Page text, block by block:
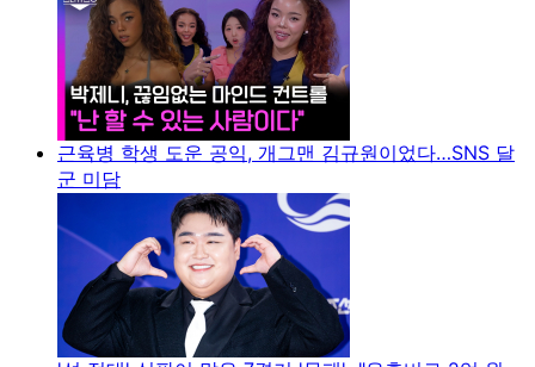
근육병 학생 도운 공익, 개그맨 김규원이었다…SNS 달
군 미담